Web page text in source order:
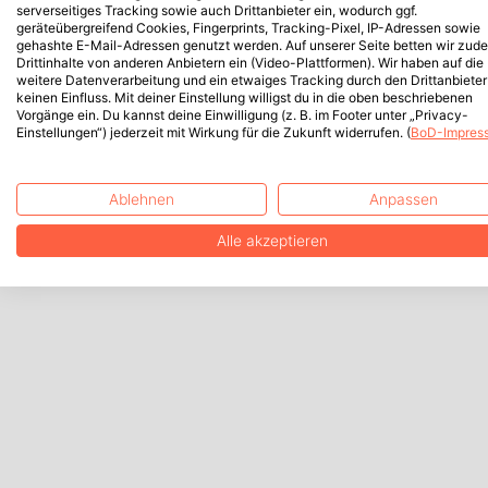
serverseitiges Tracking sowie auch Drittanbieter ein, wodurch ggf.
geräteübergreifend Cookies, Fingerprints, Tracking-Pixel, IP-Adressen sowie
gehashte E-Mail-Adressen genutzt werden. Auf unserer Seite betten wir
Drittinhalte von anderen Anbietern ein (Video-Plattformen). Wir haben auf die
weitere Datenverarbeitung und ein etwaiges Tracking durch den Drittanbieter
keinen Einfluss. Mit deiner Einstellung willigst du in die oben beschriebenen
Vorgänge ein. Du kannst deine Einwilligung (z. B. im Footer unter „Privacy-
Einstellungen“) jederzeit mit Wirkung für die Zukunft widerrufen. (BoD-
Ablehnen Anpassen
Alle akzeptieren